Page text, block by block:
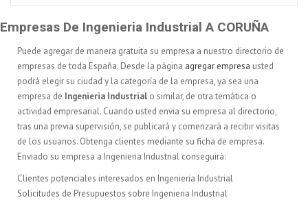
Empresas De Ingenieria Industrial A CORUÑA
Puede agregar de manera gratuita su empresa a nuestro directorio de
empresas de toda España. Desde la página agregar empresa usted
podrá elegir su ciudad y la categoría de la empresa, ya sea una
empresa de Ingenieria Industrial o similar, de otra temática o
actividad empresarial. Cuando usted envia su empresa al directorio,
tras una previa supervisión, se publicará y comenzará a recibir visitas
de los usuarios. Obtenga clientes mediante su ficha de empresa.
Enviado su empresa a Ingenieria Industrial conseguirá:
Clientes potenciales interesados en Ingenieria Industrial
Solicitudes de Presupuestos sobre Ingenieria Industrial